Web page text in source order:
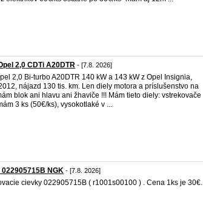
2,0 CDTi A20DTR - [7.8. 2026]
2,0 Bi-turbo A20DTR 140 kW a 143 kW z Opel Insignia,
nájazd 130 tis. km. Len diely motora a príslušenstvo na
blok ani hlavu ani žhaviče !!! Mám tieto diely: vstrekovače
3 ks (50€/ks), vysokotlaké v ...
NGK - [7.8. 2026]
cievky 022905715B ( r1001s00100 ) . Cena 1ks je 30€.